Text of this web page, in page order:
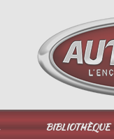
BIBLIOTHÈQUE